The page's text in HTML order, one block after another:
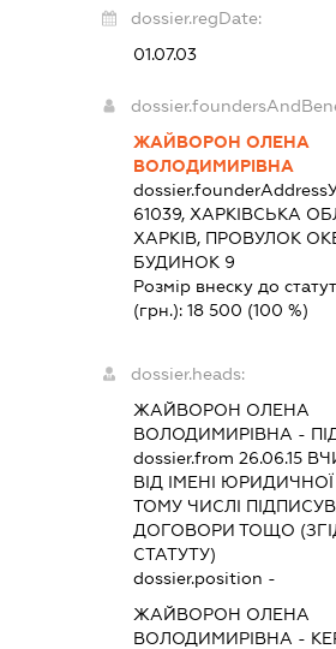
dossier.regDate:
01.07.03
ЖАЙВОРОН ОЛЕНА
ВОЛОДИМИРІВНА
dossier.founderAddress
61039, ХАРКІВСЬКА
ХАРКІВ, ПРОВУЛОК
БУДИНОК 9
Розмір внеску до
(грн.): 18 500 (100 %)
dossier.heads:
ЖАЙВОРОН ОЛЕНА
ВОЛОДИМИРІВНА -
dossier.from 26.06.15
ВІД ІМЕНІ
ТОМУ ЧИСЛІ
ДОГОВОРИ ТОЩО
СТАТУТУ)
dossier.position -
ЖАЙВОРОН ОЛЕНА
ВОЛОДИМИРІВНА -